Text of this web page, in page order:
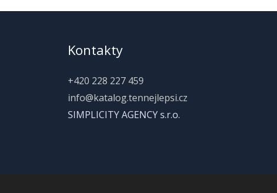
Kontakty
+420 228 227 459
info@katalog.tennejlepsi.cz
SIMPLICITY AGENCY s.r.o.